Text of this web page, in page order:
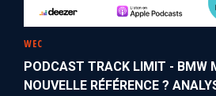
WEC
PODCAST TRACK LIMIT - BMW
NOUVELLE RÉFÉRENCE ?